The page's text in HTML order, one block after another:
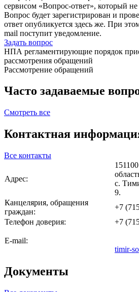
сервисом «Вопрос-ответ», который
Вопрос будет зарегистрирован и
ответ опубликуется здесь же. При
mail поступит уведомление.
Задать вопрос
НПА регламентирующие порядок
рассмотрения обращений
Рассмотрение обращений
Часто задаваемые
Смотреть все
Контактная
Все контакты
Адрес:
с.
9.
Канцелярия, обращения
граждан:
+7
Телефон доверия:
+7
Е-mail:
timir-
Документы